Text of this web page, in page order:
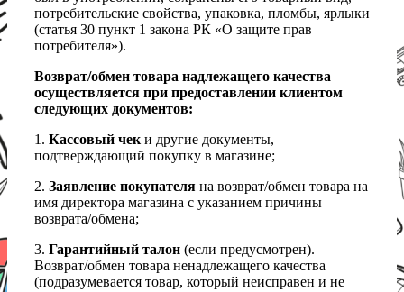
потребительские свойства, упаковка, пломбы, ярлыки
(статья 30 пункт 1 закона РК «О защите прав
потребителя»).
Возврат/обмен товара надлежащего качества
осуществляется при предоставлении клиентом
следующих документов:
1. Кассовый чеки другие документы,
подтверждающий покупку в магазине;
2. Заявление покупателя на возврат/обмен товара на
имя директора магазина с указанием причины
возврата/обмена;
3. Гарантийный талон (если предусмотрен).
Возврат/обмен товара ненадлежащего качества
(подразумевается товар, который неисправен и не